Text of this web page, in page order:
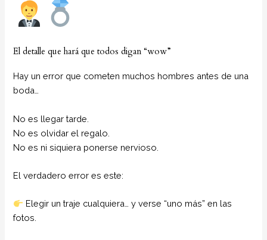
El detalle que hará que todos digan “wow”
Hay un error que cometen muchos hombres antes de una
boda…
No es llegar tarde.
No es olvidar el regalo.
No es ni siquiera ponerse nervioso.
El verdadero error es este:
Elegir un traje cualquiera… y verse “uno más” en las
fotos.